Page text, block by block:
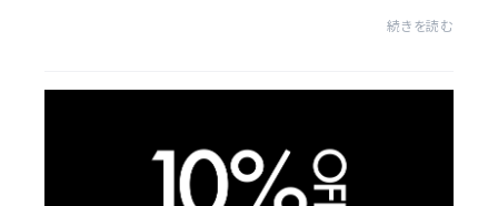
続きを読む